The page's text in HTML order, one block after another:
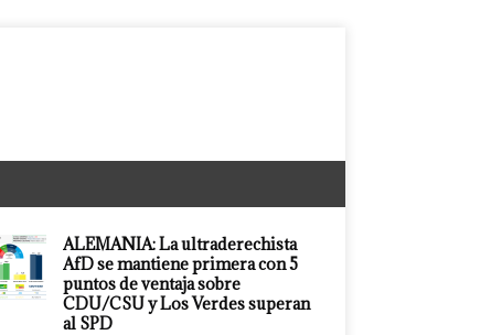
ALEMANIA: La ultraderechista
AfD se mantiene primera con 5
puntos de ventaja sobre
CDU/CSU y Los Verdes superan
al SPD